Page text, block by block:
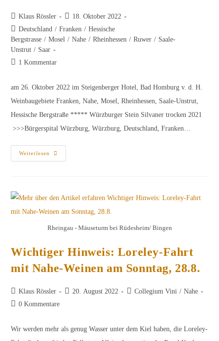
Beitrags-
Autor:
Klaus Rössler
Beitrag
veröffentlicht:
18. Oktober 2022
Beitrags-
Kategorie:
Deutschland / Franken / Hessische
Bergstrasse / Mosel / Nahe / Rheinhessen / Ruwer / Saale-
Unstrut / Saar
Beitrags-
1 Kommentar
am 26. Oktober 2022 im Steigenberger Hotel, Bad Homburg v. d. H.
Weinbaugebiete Franken, Nahe, Mosel, Rheinhessen, Saale-Unstrut,
Hessische Bergstraße ***** Würzburger Stein Silvaner trocken 2021
>>>Bürgerspital Würzburg, Würzburg, Deutschland, Franken…
Weiterlesen
Erste
Vorstellungsprobe
Rheingau - Mäuseturm bei Rüdesheim/ Bingen
Wichtiger Hinweis: Loreley-Fahrt
mit Nahe-Weinen am Sonntag, 28.8.
Beitrags-
Autor:
Klaus Rössler
Beitrag
20. August 2022
Beitrags-
Collegium Vini / Nahe
Beitrags-
0 Kommentare
Wir werden mehr als genug Wasser unter dem Kiel haben, die Loreley-